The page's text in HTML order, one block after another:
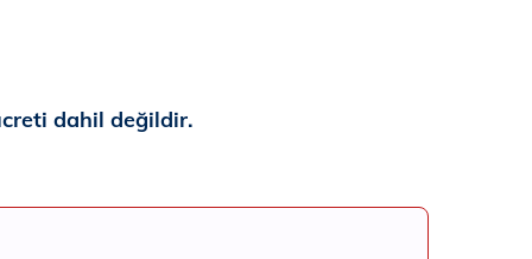
dahil değildir.